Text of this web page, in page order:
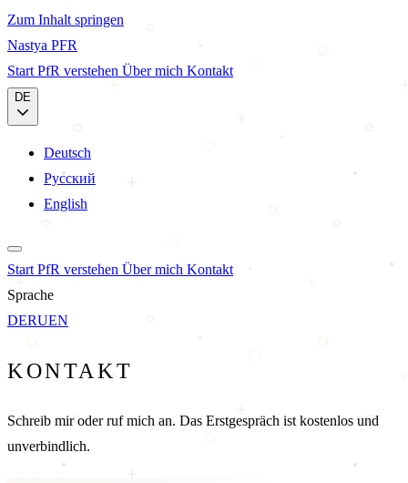
Zum Inhalt springen
Nastya PFR
Start PfR verstehen Über mich Kontakt
DE
Deutsch
Русский
English
Start PfR verstehen Über mich Kontakt
Sprache
DERUEN
KONTAKT
Schreib mir oder ruf mich an. Das Erstgespräch ist kostenlos und
unverbindlich.